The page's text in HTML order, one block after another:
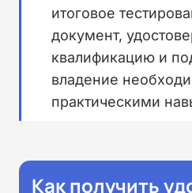
итоговое
документ,
квалификацию и
владение
практическими
Как получить